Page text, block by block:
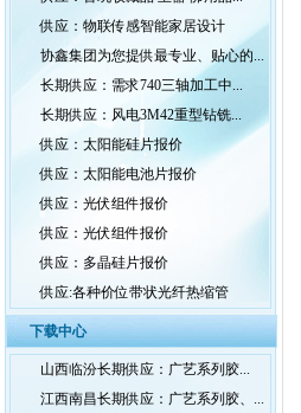
供应：物联传感智能家居设计
协鑫集团为您提供最专业、贴心的...
长期供应：需求740三轴加工中...
长期供应：风电3M42重型钻铣...
供应：太阳能硅片报价
供应：太阳能电池片报价
供应：光伏组件报价
供应：光伏组件报价
供应：多晶硅片报价
供应:各种价位带状光纤热缩管
下载中心
山西临汾长期供应：广艺系列胶...
江西南昌长期供应：广艺系列胶、...